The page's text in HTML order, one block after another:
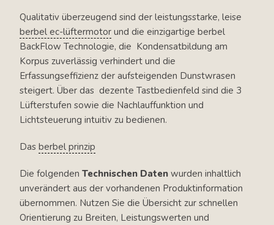
Qualitativ überzeugend sind der leistungsstarke, leise
berbel ec-lüftermotor und die einzigartige berbel
BackFlow Technologie, die Kondensatbildung am
Korpus zuverlässig verhindert und die
Erfassungseffizienz der aufsteigenden Dunstwrasen
steigert. Über das dezente Tastbedienfeld sind die 3
Lüfterstufen sowie die Nachlauffunktion und
Lichtsteuerung intuitiv zu bedienen.
Das berbel prinzip
Die folgenden Technischen Daten wurden inhaltlich
unverändert aus der vorhandenen Produktinformation
übernommen. Nutzen Sie die Übersicht zur schnellen
Orientierung zu Breiten, Leistungswerten und